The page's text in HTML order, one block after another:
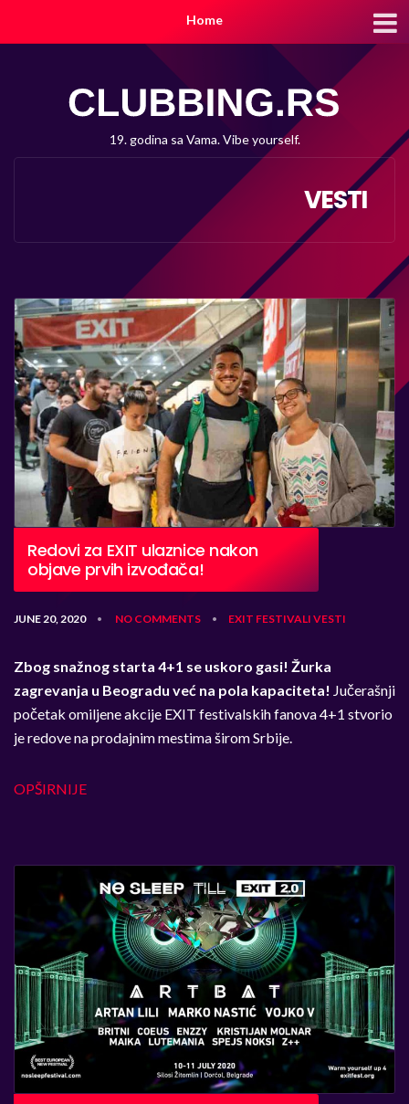
Home
19. godina sa Vama. Vibe yourself.
VESTI
Redovi za EXIT ulaznice nakon
objave prvih izvođača!
JUNE 20, 2020 • NO COMMENTS • EXIT FESTIVALI VESTI
Zbog snažnog starta 4+1 se uskoro gasi! Žurka
zagrevanja u Beogradu već na pola kapaciteta! Jučerašnji
početak omiljene akcije EXIT festivalskih fanova 4+1 stvorio
je redove na prodajnim mestima širom Srbije.
OPŠIRNIJE